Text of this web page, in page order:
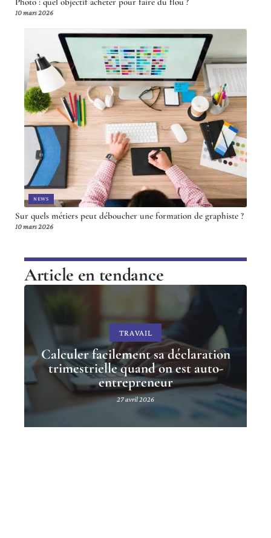
10 mars 2026
NEWS
Sur quels métiers peut déboucher une formation de graphiste ?
10 mars 2026
Article en tendance
TRAVAIL
Calculer facilement sa déclaration
trimestrielle quand on est auto-
entrepreneur
27 avril 2026